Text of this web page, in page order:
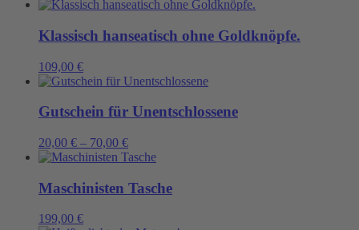
Klassisch hanseatisch ohne Goldknöpfe.
109,00 €
Gutschein für Unentschlossene
20,00 € – 70,00 €
Maschinisten Tasche
199,00 €